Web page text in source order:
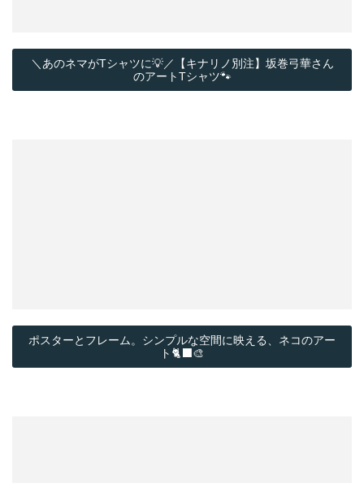
＼あのネマがTシャツに💡／【キナリノ別注】坂巻弓華さん
のアートTシャツ🐾
ポスターとフレーム。シンプルな空間に映える、ネコのアー
ト🐈‍⬛🎨